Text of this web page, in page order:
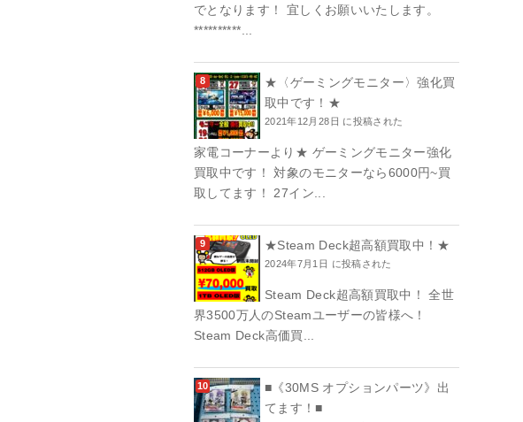
でとなります！ 宜しくお願いいたします。
**********...
★〈ゲーミングモニター〉強化買
取中です！★
2021年12月28日 に投稿された
家電コーナーより★ ゲーミングモニター強化
買取中です！ 対象のモニターなら6000円~買
取してます！ 27イン...
★Steam Deck超高額買取中！★
2024年7月1日 に投稿された
Steam Deck超高額買取中！ 全世
界3500万人のSteamユーザーの皆様へ！
Steam Deck高価買...
■《30MS オプションパーツ》出
てます！■